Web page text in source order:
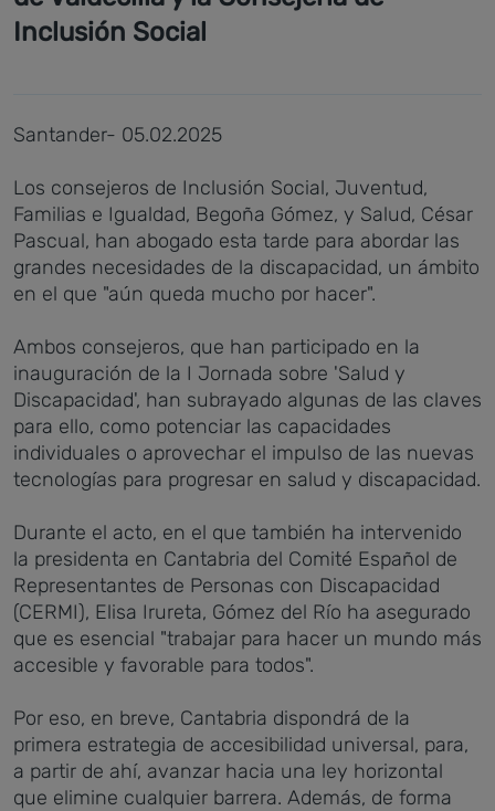
Inclusión Social
Santander- 05.02.2025
Los consejeros de Inclusión Social, Juventud,
Familias e Igualdad, Begoña Gómez, y Salud, César
Pascual, han abogado esta tarde para abordar las
grandes necesidades de la discapacidad, un ámbito
en el que "aún queda mucho por hacer".
Ambos consejeros, que han participado en la
inauguración de la I Jornada sobre 'Salud y
Discapacidad', han subrayado algunas de las claves
para ello, como potenciar las capacidades
individuales o aprovechar el impulso de las nuevas
tecnologías para progresar en salud y discapacidad.
Durante el acto, en el que también ha intervenido
la presidenta en Cantabria del Comité Español de
Representantes de Personas con Discapacidad
(CERMI), Elisa Irureta, Gómez del Río ha asegurado
que es esencial "trabajar para hacer un mundo más
accesible y favorable para todos".
Por eso, en breve, Cantabria dispondrá de la
primera estrategia de accesibilidad universal, para,
a partir de ahí, avanzar hacia una ley horizontal
que elimine cualquier barrera. Además, de forma